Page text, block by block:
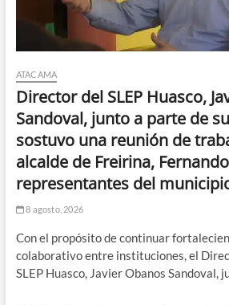
ATACAMA
Director del SLEP Huasco,
Sandoval, junto a parte de
sostuvo una reunión de
alcalde de Freirina,
representantes del
8 agosto, 2026
Con el propósito de continuar
colaborativo entre instituciones, el
SLEP Huasco, Javier Obanos Sandoval,